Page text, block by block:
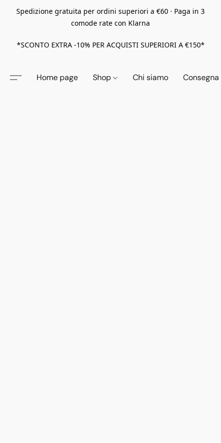
Spedizione gratuita per ordini superiori a €60 · Paga in 3
comode rate con Klarna
*SCONTO EXTRA -10% PER ACQUISTI SUPERIORI A €150*
Home page Shop Chi siamo Consegna